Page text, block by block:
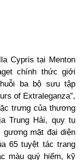
Cypris tại Menton
chính thức giới
ba bộ sưu tập
of Extraleganza”,
trưng của thương
Trung Hải, quy tụ
gương mặt đại diện
65 tuyệt tác trang
màu quý hiếm, kỹ